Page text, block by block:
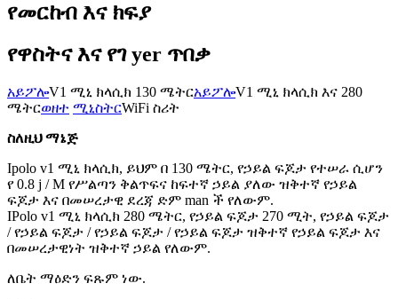
የመርከብ እና ክፍያ
የዋስትና እና የገ yer ጥበቃ
አይፖሎV1 ሚኒ ክላሲክ 130 ሜትርአይፖሎV1 ሚኒ ክላሲክ እና 280
ሜትርወዘተ ሚኒስትርWiFi ስሪት
ስለዚህ ማኔጅ
Ipolo v1 ሚኒ ክላሲክ, ይህም በ 130 ሜትር, የኃይል ፍጆታ የተሠራ ሲሆን
የ 0.8 j / M የሥልጣን ቅልጥፍና ከፍተኛ ኃይል ያለው ዝቅተኛ የኃይል
ፍጆታ እና በመሠረታዊ ደረጃ ድም man ች የለውም.
IPolo v1 ሚኒ ክላሲክ 280 ሜትር, የኃይል ፍጆታ 270 ሚት, የኃይል ፍጆታ
/ የኃይል ፍጆታ / የኃይል ፍጆታ / የኃይል ፍጆታ ዝቅተኛ የኃይል ፍጆታ እና
በመሠረታዊነት ዝቅተኛ ኃይል የለውም.
ለቤት ማዕድን ፍጹም ነው.